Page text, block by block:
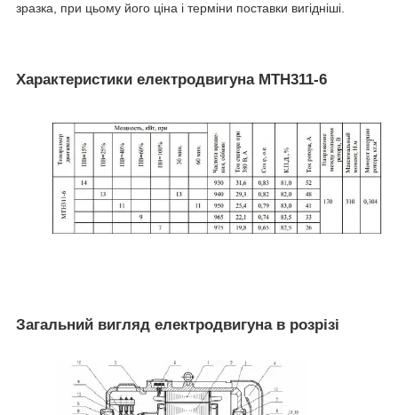
зразка, при цьому його ціна і терміни поставки вигідніші.
Характеристики електродвигуна MTH311-6
Загальний вигляд електродвигуна в розрізі